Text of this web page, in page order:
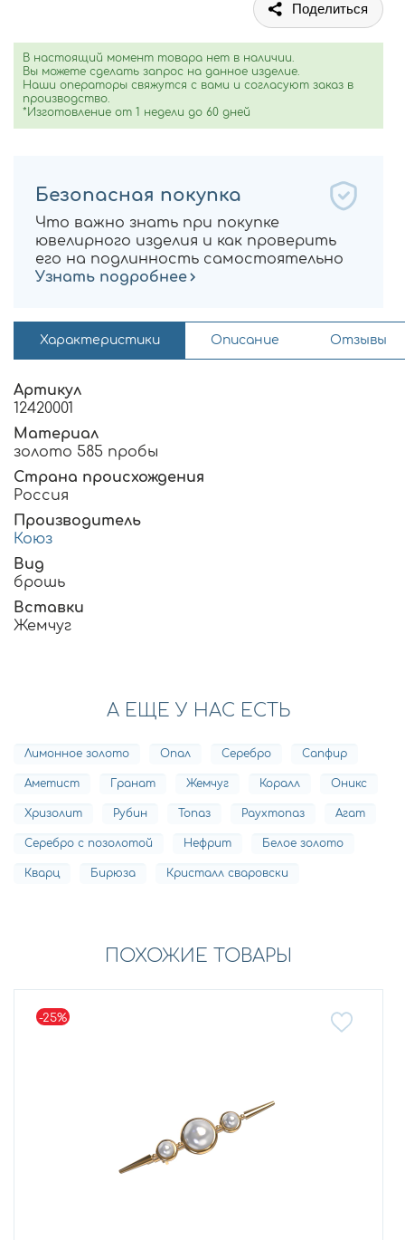
Поделиться
В настоящий момент товара нет в наличии.
Вы можете сделать запрос на данное изделие.
Наши операторы свяжутся с вами и согласуют заказ в
производство.
*Изготовление от 1 недели до 60 дней
Безопасная покупка
Что важно знать при покупке
ювелирного изделия и как проверить
его на подлинность самостоятельно
Узнать подробнее
Характеристики Описание Отзывы
Артикул
12420001
Материал
золото 585 пробы
Страна происхождения
Россия
Производитель
Коюз
Вид
брошь
Вставки
Жемчуг
А ЕЩЕ У НАС ЕСТЬ
Лимонное золото Опал Серебро Сапфир
Аметист Гранат Жемчуг Коралл Оникс
Хризолит Рубин Топаз Раухтопаз Агат
Серебро с позолотой Нефрит Белое золото
Кварц Бирюза Кристалл сваровски
ПОХОЖИЕ ТОВАРЫ
-25%